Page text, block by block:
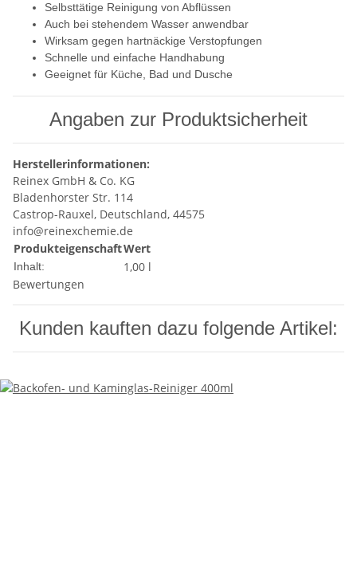
Selbsttätige Reinigung von Abflüssen
Auch bei stehendem Wasser anwendbar
Wirksam gegen hartnäckige Verstopfungen
Schnelle und einfache Handhabung
Geeignet für Küche, Bad und Dusche
Angaben zur Produktsicherheit
Herstellerinformationen:
Reinex GmbH & Co. KG
Bladenhorster Str. 114
Castrop-Rauxel, Deutschland, 44575
info@reinexchemie.de
ProdukteigenschaftWert
Inhalt:
1,00 l
Bewertungen
Kunden kauften dazu folgende Artikel: